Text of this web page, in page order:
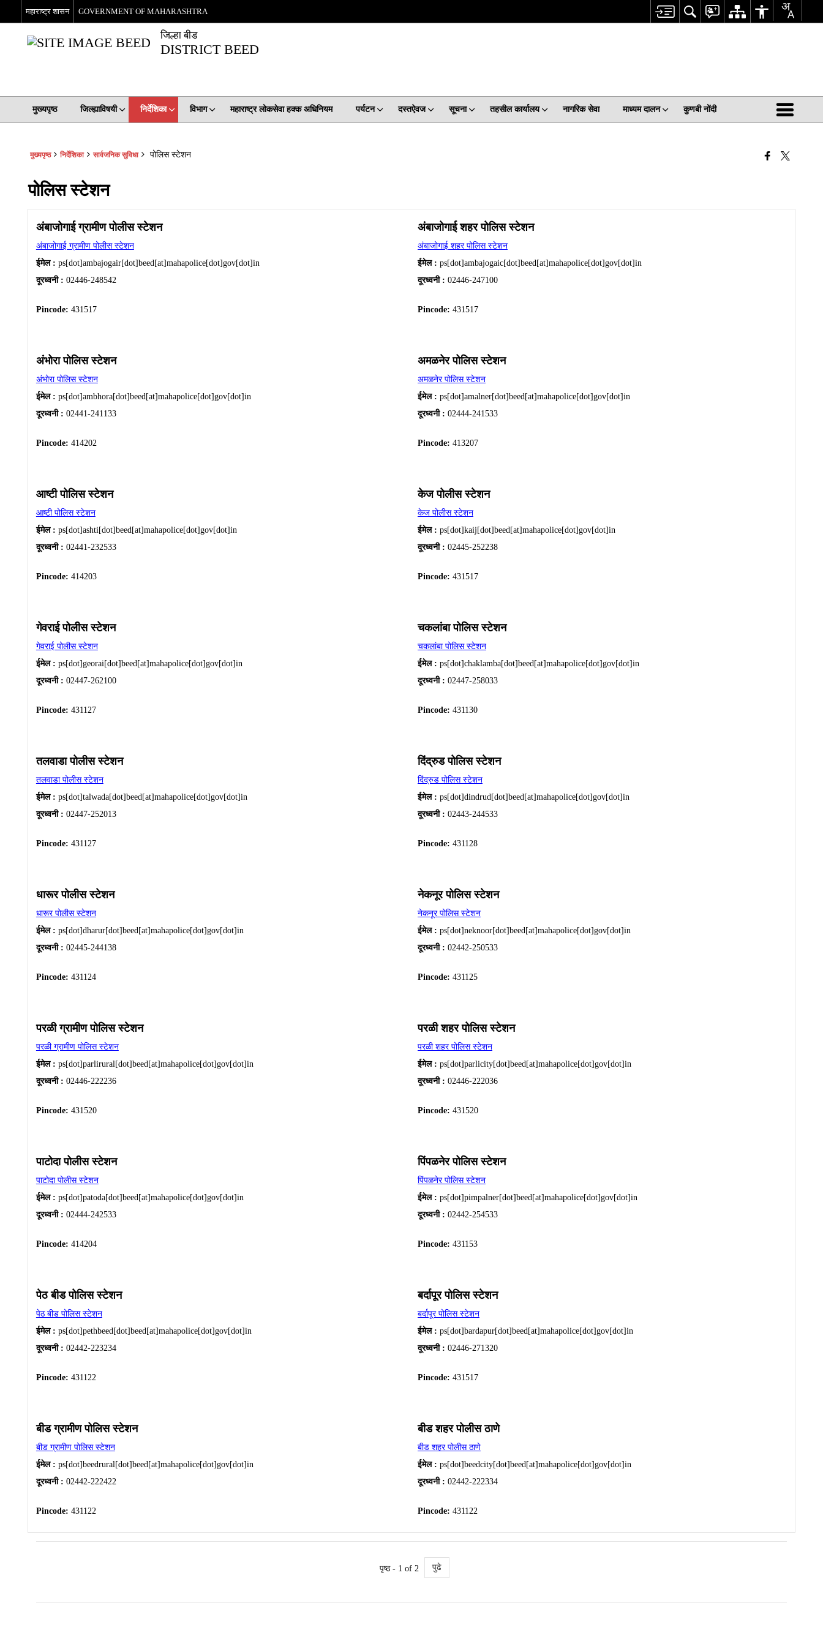
महाराष्ट्र शासन GOVERNMENT OF MAHARASHTRA
जिल्हा बीड
DISTRICT BEED
मुख्यपृष्ठ जिल्ह्याविषयी निर्देशिका विभाग महाराष्ट्र लोकसेवा हक्क अधिनियम पर्यटन दस्तऐवज सूचना तहसील कार्यालय नागरिक सेवा माध्यम दालन कुणबी नोंदी
मुख्यपृष्ठ निर्देशिका सार्वजनिक सुविधा पोलिस स्टेशन
पोलिस स्टेशन
अंबाजोगाई ग्रामीण पोलीस स्टेशन
अंबाजोगाई ग्रामीण पोलीस स्टेशन
ईमेल : ps[dot]ambajogair[dot]beed[at]mahapolice[dot]gov[dot]in
दूरध्वनी : 02446-248542
Pincode: 431517
अंबाजोगाई शहर पोलिस स्टेशन
अंबाजोगाई शहर पोलिस स्टेशन
ईमेल : ps[dot]ambajogaic[dot]beed[at]mahapolice[dot]gov[dot]in
दूरध्वनी : 02446-247100
Pincode: 431517
अंभोरा पोलिस स्टेशन
अंभोरा पोलिस स्टेशन
ईमेल : ps[dot]ambhora[dot]beed[at]mahapolice[dot]gov[dot]in
दूरध्वनी : 02441-241133
Pincode: 414202
अमळनेर पोलिस स्टेशन
अमळनेर पोलिस स्टेशन
ईमेल : ps[dot]amalner[dot]beed[at]mahapolice[dot]gov[dot]in
दूरध्वनी : 02444-241533
Pincode: 413207
आष्टी पोलिस स्टेशन
आष्टी पोलिस स्टेशन
ईमेल : ps[dot]ashti[dot]beed[at]mahapolice[dot]gov[dot]in
दूरध्वनी : 02441-232533
Pincode: 414203
केज पोलीस स्टेशन
केज पोलीस स्टेशन
ईमेल : ps[dot]kaij[dot]beed[at]mahapolice[dot]gov[dot]in
दूरध्वनी : 02445-252238
Pincode: 431517
गेवराई पोलीस स्टेशन
गेवराई पोलीस स्टेशन
ईमेल : ps[dot]georai[dot]beed[at]mahapolice[dot]gov[dot]in
दूरध्वनी : 02447-262100
Pincode: 431127
चकलांबा पोलिस स्टेशन
चकलांबा पोलिस स्टेशन
ईमेल : ps[dot]chaklamba[dot]beed[at]mahapolice[dot]gov[dot]in
दूरध्वनी : 02447-258033
Pincode: 431130
तलवाडा पोलीस स्टेशन
तलवाडा पोलीस स्टेशन
ईमेल : ps[dot]talwada[dot]beed[at]mahapolice[dot]gov[dot]in
दूरध्वनी : 02447-252013
Pincode: 431127
दिंद्रुड पोलिस स्टेशन
दिंद्रुड पोलिस स्टेशन
ईमेल : ps[dot]dindrud[dot]beed[at]mahapolice[dot]gov[dot]in
दूरध्वनी : 02443-244533
Pincode: 431128
धारूर पोलीस स्टेशन
धारूर पोलीस स्टेशन
ईमेल : ps[dot]dharur[dot]beed[at]mahapolice[dot]gov[dot]in
दूरध्वनी : 02445-244138
Pincode: 431124
नेकनूर पोलिस स्टेशन
नेकनूर पोलिस स्टेशन
ईमेल : ps[dot]neknoor[dot]beed[at]mahapolice[dot]gov[dot]in
दूरध्वनी : 02442-250533
Pincode: 431125
परळी ग्रामीण पोलिस स्टेशन
परळी ग्रामीण पोलिस स्टेशन
ईमेल : ps[dot]parlirural[dot]beed[at]mahapolice[dot]gov[dot]in
दूरध्वनी : 02446-222236
Pincode: 431520
परळी शहर पोलिस स्टेशन
परळी शहर पोलिस स्टेशन
ईमेल : ps[dot]parlicity[dot]beed[at]mahapolice[dot]gov[dot]in
दूरध्वनी : 02446-222036
Pincode: 431520
पाटोदा पोलीस स्टेशन
पाटोदा पोलीस स्टेशन
ईमेल : ps[dot]patoda[dot]beed[at]mahapolice[dot]gov[dot]in
दूरध्वनी : 02444-242533
Pincode: 414204
पिंपळनेर पोलिस स्टेशन
पिंपळनेर पोलिस स्टेशन
ईमेल : ps[dot]pimpalner[dot]beed[at]mahapolice[dot]gov[dot]in
दूरध्वनी : 02442-254533
Pincode: 431153
पेठ बीड पोलिस स्टेशन
पेठ बीड पोलिस स्टेशन
ईमेल : ps[dot]pethbeed[dot]beed[at]mahapolice[dot]gov[dot]in
दूरध्वनी : 02442-223234
Pincode: 431122
बर्दापूर पोलिस स्टेशन
बर्दापूर पोलिस स्टेशन
ईमेल : ps[dot]bardapur[dot]beed[at]mahapolice[dot]gov[dot]in
दूरध्वनी : 02446-271320
Pincode: 431517
बीड ग्रामीण पोलिस स्टेशन
बीड ग्रामीण पोलिस स्टेशन
ईमेल : ps[dot]beedrural[dot]beed[at]mahapolice[dot]gov[dot]in
दूरध्वनी : 02442-222422
Pincode: 431122
बीड शहर पोलीस ठाणे
बीड शहर पोलीस ठाणे
ईमेल : ps[dot]beedcity[dot]beed[at]mahapolice[dot]gov[dot]in
दूरध्वनी : 02442-222334
Pincode: 431122
पृष्ठ - 1 of 2 पुढे